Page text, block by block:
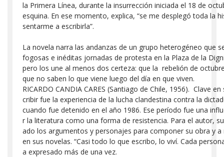
la Primera Línea, durante la insurrección iniciada el 18 de
esquina. En ese momento, explica, “se me desplegó toda la
sentarme a escribirla”.
La novela narra las andanzas de un grupo heterogéneo que
fogosas e inéditas jornadas de protesta en la Plaza de la
pero los une al menos dos certeza: que la rebelión de
que no saben lo que viene luego del día en que viven.
RICARDO CANDIA CARES (Santiago de Chile, 1956). Clave
cribir fue la experiencia de la lucha clandestina contra la
cuando fue detenido en el año 1986. Ese período fue una
r la literatura como una forma de resistencia. Para el autor,
ado los argumentos y personajes para componer su obra y
en sus novelas. “Casi todo lo que escribo, lo viví. Cada
a expresado más de una vez.